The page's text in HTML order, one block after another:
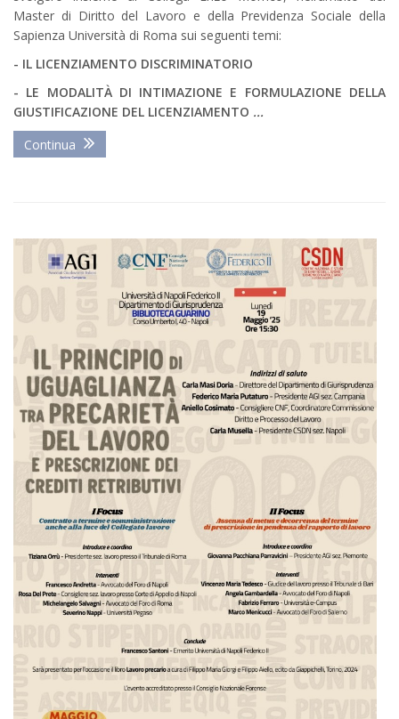
Master di Diritto del Lavoro e della Previdenza Sociale della
Sapienza Università di Roma sui seguenti temi:
- IL LICENZIAMENTO DISCRIMINATORIO
- LE MODALITÀ DI INTIMAZIONE E FORMULAZIONE DELLA
GIUSTIFICAZIONE DEL LICENZIAMENTO ...
Continua